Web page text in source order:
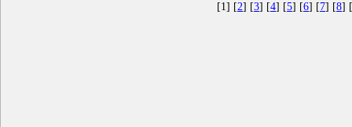
[1] [2] [3] [4] [5] [6] [7] [8] [